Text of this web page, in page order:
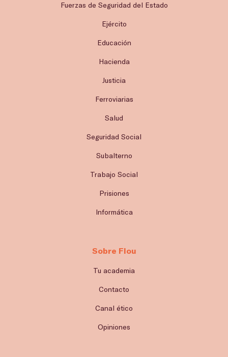
Fuerzas de Seguridad del Estado
Ejército
Educación
Hacienda
Justicia
Ferroviarias
Salud
Seguridad Social
Subalterno
Trabajo Social
Prisiones
Informática
Sobre Flou
Tu academia
Contacto
Canal ético
Opiniones